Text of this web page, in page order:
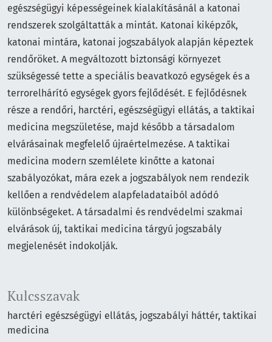
Kulcsszavak
harctéri egészségügyi ellátás jogszabályi háttér taktikai
medicina
egészségügyi képességeinek kialakításánál a katonai
rendszerek szolgáltatták a mintát. Katonai kiképzők,
katonai mintára, katonai jogszabályok alapján képeztek
rendőröket. A megváltozott biztonsági környezet
szükségessé tette a speciális beavatkozó egységek és a
terrorelhárító egységek gyors fejlődését. E fejlődésnek
része a rendőri, harctéri, egészségügyi ellátás, a taktikai
medicina megszületése, majd később a társadalom
elvárásainak megfelelő újraértelmezése. A taktikai
medicina modern szemlélete kinőtte a katonai
szabályozókat, mára ezek a jogszabályok nem rendezik
kellően a rendvédelem alapfeladataiból adódó
különbségeket. A társadalmi és rendvédelmi szakmai
elvárások új, taktikai medicina tárgyú jogszabály
megjelenését indokolják.